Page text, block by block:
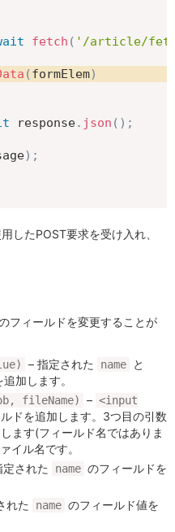
fetch ( '/article/
(formElem)
response. json ( ) ;
) ;
したPOST要求を受け入れ、
フィールドを変更することが
– 指定された name と
加します。
fileName) – <input
ドを追加します。3つ目の引数
ます(フィールド名ではありま
イル名です。
定された name のフィールドを
れた name のフィールド値を